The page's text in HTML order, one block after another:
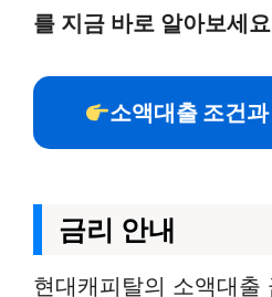
를 지금 바로 알아보세
소액대출 조건
금리 안내
현대캐피탈의 소액대출